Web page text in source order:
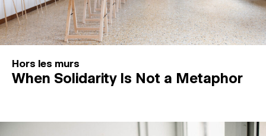
Hors les murs
When Solidarity Is Not a Metaphor